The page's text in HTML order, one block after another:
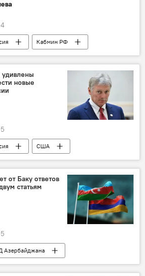
Кабмин РФ
ЕАЭС
комиссия
удивлены
новые
США
Дмитрий Песков
Антироссийские санкции
от Баку ответов
статьям
Азербайджана
Армения